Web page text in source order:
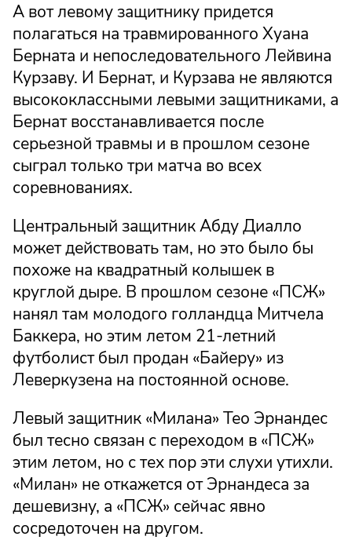
А вот левому защитнику придется
полагаться на травмированного Хуана
Берната и непоследовательного Лейвина
Курзаву. И Бернат, и Курзава не являются
высококлассными левыми защитниками, а
Бернат восстанавливается после
серьезной травмы и в прошлом сезоне
сыграл только три матча во всех
соревнованиях.
Центральный защитник Абду Диалло
может действовать там, но это было бы
похоже на квадратный колышек в
круглой дыре. В прошлом сезоне «ПСЖ»
нанял там молодого голландца Митчела
Баккера, но этим летом 21-летний
футболист был продан «Байеру» из
Леверкузена на постоянной основе.
Левый защитник «Милана» Тео Эрнандес
был тесно связан с переходом в «ПСЖ»
этим летом, но с тех пор эти слухи утихли.
«Милан» не откажется от Эрнандеса за
дешевизну, а «ПСЖ» сейчас явно
сосредоточен на другом.